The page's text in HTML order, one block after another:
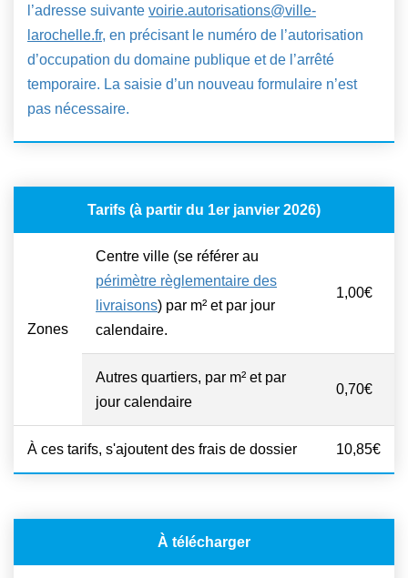
l’adresse suivante voirie.autorisations@ville-
larochelle.fr, en précisant le numéro de l’autorisation
d’occupation du domaine publique et de l’arrêté
temporaire. La saisie d’un nouveau formulaire n’est
pas nécessaire.
Tarifs (à partir du 1er janvier 2026)
Zones
Centre ville (se référer au
périmètre règlementaire des
livraisons) par m² et par jour
calendaire.
1,00€
Autres quartiers, par m² et par
jour calendaire
0,70€
À ces tarifs, s'ajoutent des frais de dossier 10,85€
À télécharger